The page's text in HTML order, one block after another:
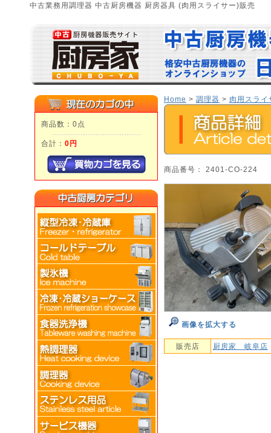
中古業務用調理器 中古厨房機器 厨房器具 (肉用スライサー)販売
商品数：0点
合計： 0円
Home > 調理器 > 肉用スライ
商品番号： 2401-CO-224
画像を拡大する
販売店 厨房家 岐阜店